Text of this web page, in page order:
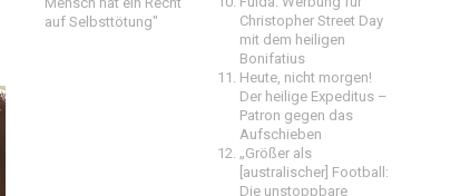
auf Selbsttötung"
Christopher Street Day
mit dem heiligen
Bonifatius
Heute, nicht morgen!
Der heilige Expeditus –
Patron gegen das
Aufschieben
„Größer als
[australischer] Football:
Die unstoppbare